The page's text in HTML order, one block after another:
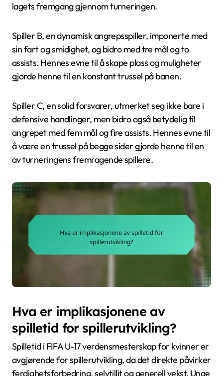
lagets fremgang gjennom turneringen.
Spiller B, en dynamisk angrepsspiller, imponerte med
sin fart og smidighet, og bidro med tre mål og to
assists. Hennes evne til å skape plass og muligheter
gjorde henne til en konstant trussel på banen.
Spiller C, en solid forsvarer, utmerket seg ikke bare i
defensive handlinger, men bidro også betydelig til
angrepet med fem mål og fire assists. Hennes evne til
å være en trussel på begge sider gjorde henne til en
av turneringens fremragende spillere.
Hva er implikasjonene av
spilletid for spillerutvikling?
Spilletid i FIFA U-17 verdensmesterskap for kvinner er
avgjørende for spillerutvikling, da det direkte påvirker
ferdighetsforbedring, selvtillit og generell vekst. Unge